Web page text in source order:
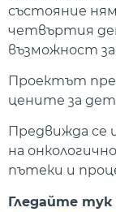
състояние
четвъртия
възможност
Проектът
цените за
Предвижда се
на
пътеки и
Гледайте тук